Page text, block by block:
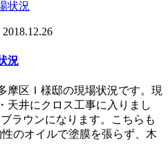
2018.12.26
況
摩区Ｉ様邸の現場状況です。現
天井にクロス工事に入りまし
ラウンになります。こちらも
のオイルで塗膜を張らず、木